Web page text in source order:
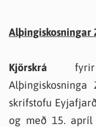
Alþingiskosningar
Kjörskrá fyrir
skrifstofu
og með 15.